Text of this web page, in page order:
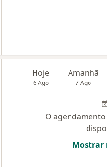
Hoje
6 Ago
Amanhã
7 Ago
O
Mostrar